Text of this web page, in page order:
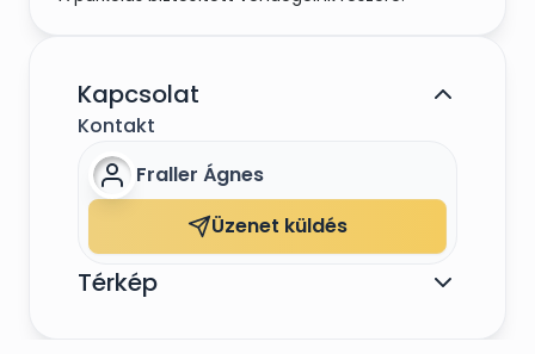
Kapcsolat
Kontakt
Fraller Ágnes
Üzenet küldés
Térkép